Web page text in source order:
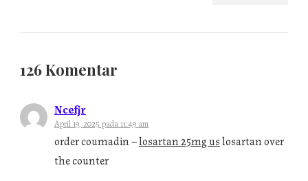
126 Komentar
Ncefjr
April 19, 2025 pada 11:49 am
order coumadin –losartan 25mg uslosartan over
the counter